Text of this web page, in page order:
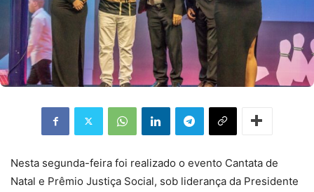
Nesta segunda-feira foi realizado o evento Cantata de
Natal e Prêmio Justiça Social, sob liderança da Presidente